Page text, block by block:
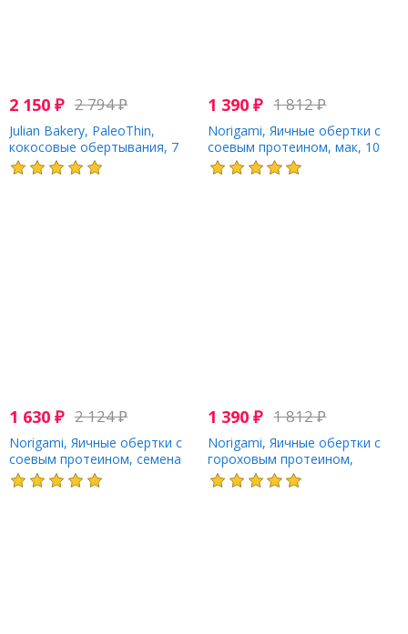
2 150 ₽ 2 794₽
Julian Bakery, PaleoThin,
кокосовые обертывания, 7
оберток, 4,4 унции
1 390₽ 1 812₽
Norigami, Яичные обертки с
соевым протеином, мак, 10
тонких оберток, 40 г (1,4
унции)
1 630 ₽ 2 124₽
Norigami, Яичные обертки с
соевым протеином, семена
льна, 10 тонких оберток, 40 г
(1,4 унции)
1 390₽ 1 812₽
Norigami, Яичные обертки с
гороховым протеином,
семена кунжута, 10 тонких
оберток, 40 г (1,4 унции)